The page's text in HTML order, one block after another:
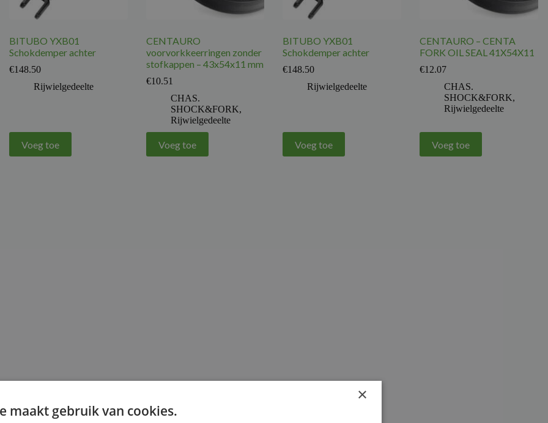
BITUBO YXB01
Schokdemper achter
€148.50
Rijwielgedeelte
Voeg toe
CENTAURO
voorvorkkeerringen zonder
stofkappen – 43x54x11 mm
€10.51
CHAS.
SHOCK&FORK,
Rijwielgedeelte
Voeg toe
BITUBO YXB01
Schokdemper achter
€148.50
Rijwielgedeelte
Voeg toe
CENTAURO – CENTA
FORK OIL SEAL 41X54X11
€12.07
CHAS.
SHOCK&FORK,
Rijwielgedeelte
Voeg toe
×
maakt gebruik van cookies.